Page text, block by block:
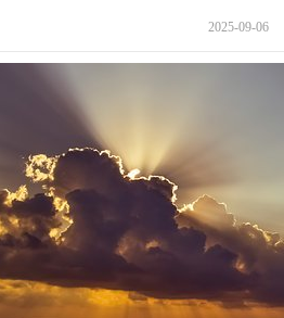
2025-09-06